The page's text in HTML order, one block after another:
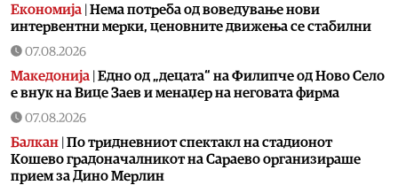
Економија Нема потреба од воведување нови
интервентни мерки, ценовните движења се стабилни
07.08.2026
Македонија Едно од „децата“ на Филипче од Ново Село
е внук на Вице Заев и менаџер на неговата фирма
07.08.2026
Балкан По тридневниот спектакл на стадионот
Кошево градоначалникот на Сараево организираше
прием за Дино Мерлин